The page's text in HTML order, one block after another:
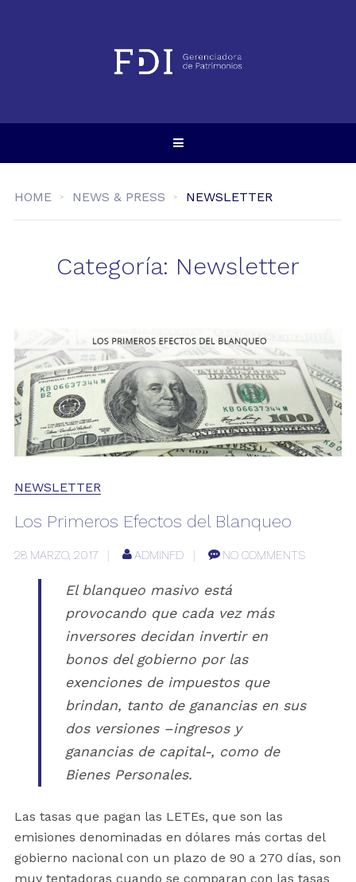
HOME NEWS & PRESS NEWSLETTER
Categoría: Newsletter
NEWSLETTER
Los Primeros Efectos del Blanqueo
28 MARZO, 2017 ADMINFD NO COMMENTS
El blanqueo masivo está
provocando que cada vez más
inversores decidan invertir en
bonos del gobierno por las
exenciones de impuestos que
brindan, tanto de ganancias en sus
dos versiones –ingresos y
ganancias de capital-, como de
Bienes Personales.
Las tasas que pagan las LETEs, que son las
emisiones denominadas en dólares más cortas del
gobierno nacional con un plazo de 90 a 270 días, son
muy tentadoras cuando se comparan con las tasas